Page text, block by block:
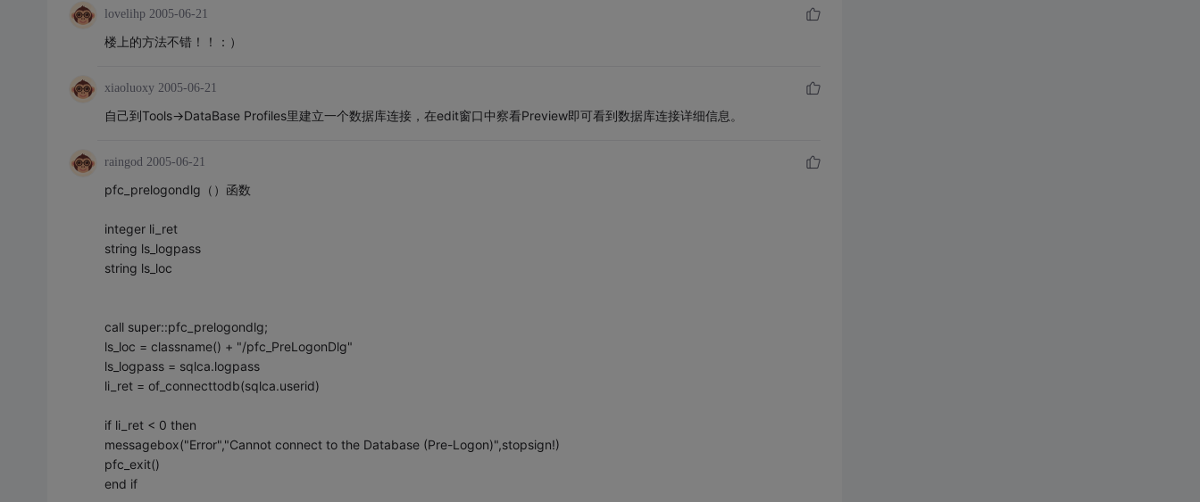
lovelihp 2005-06-21
楼上的方法不错！！：）
xiaoluoxy 2005-06-21
自己到Tools->DataBase Profiles里建立一个数据库连接，在edit窗口中察看Preview即可看到数据库连接详细信息。
raingod 2005-06-21
pfc_prelogondlg（）函数
integer li_ret
string ls_logpass
string ls_loc
call super::pfc_prelogondlg;
ls_loc = classname() + "/pfc_PreLogonDlg"
ls_logpass = sqlca.logpass
li_ret = of_connecttodb(sqlca.userid)
if li_ret < 0 then
messagebox("Error","Cannot connect to the Database (Pre-Logon)",stopsign!)
pfc_exit()
end if